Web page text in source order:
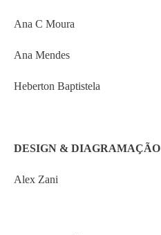
Ana C Moura
Ana Mendes
Heberton Baptistela
DESIGN & DIAGRAMAÇÃO
Alex Zani